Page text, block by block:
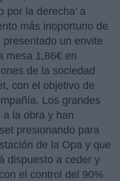
por la derecha’ a
más inoportuno de
un envite
mesa 1,86€ en
de la sociedad
con el objetivo de
Los grandes
la obra y han
presionando para
de la Opa y que
dispuesto a ceder y
el control del 90%